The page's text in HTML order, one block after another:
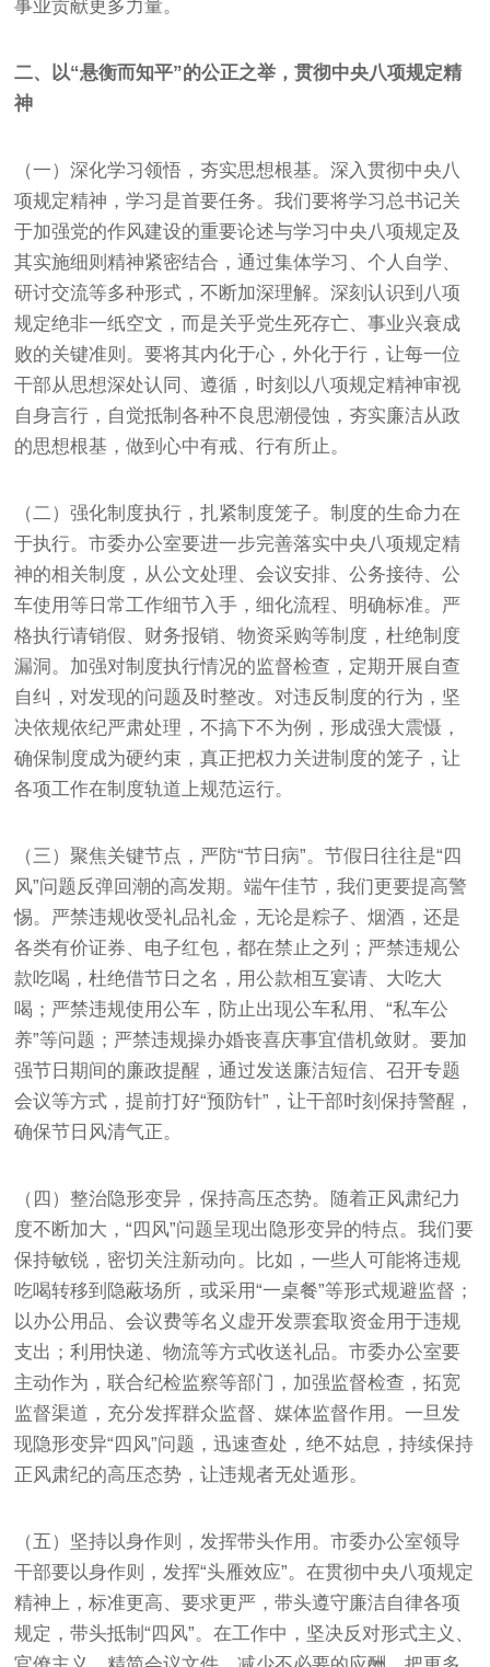
事业贡献更多力量。
二、以“悬衡而知平”的公正之举，贯彻中央八项规定精
神
（一）深化学习领悟，夯实思想根基。深入贯彻中央八
项规定精神，学习是首要任务。我们要将学习总书记关
于加强党的作风建设的重要论述与学习中央八项规定及
其实施细则精神紧密结合，通过集体学习、个人自学、
研讨交流等多种形式，不断加深理解。深刻认识到八项
规定绝非一纸空文，而是关乎党生死存亡、事业兴衰成
败的关键准则。要将其内化于心，外化于行，让每一位
干部从思想深处认同、遵循，时刻以八项规定精神审视
自身言行，自觉抵制各种不良思潮侵蚀，夯实廉洁从政
的思想根基，做到心中有戒、行有所止。
（二）强化制度执行，扎紧制度笼子。制度的生命力在
于执行。市委办公室要进一步完善落实中央八项规定精
神的相关制度，从公文处理、会议安排、公务接待、公
车使用等日常工作细节入手，细化流程、明确标准。严
格执行请销假、财务报销、物资采购等制度，杜绝制度
漏洞。加强对制度执行情况的监督检查，定期开展自查
自纠，对发现的问题及时整改。对违反制度的行为，坚
决依规依纪严肃处理，不搞下不为例，形成强大震慑，
确保制度成为硬约束，真正把权力关进制度的笼子，让
各项工作在制度轨道上规范运行。
（三）聚焦关键节点，严防“节日病”。节假日往往是“四
风”问题反弹回潮的高发期。端午佳节，我们更要提高警
惕。严禁违规收受礼品礼金，无论是粽子、烟酒，还是
各类有价证券、电子红包，都在禁止之列；严禁违规公
款吃喝，杜绝借节日之名，用公款相互宴请、大吃大
喝；严禁违规使用公车，防止出现公车私用、“私车公
养”等问题；严禁违规操办婚丧喜庆事宜借机敛财。要加
强节日期间的廉政提醒，通过发送廉洁短信、召开专题
会议等方式，提前打好“预防针”，让干部时刻保持警醒，
确保节日风清气正。
（四）整治隐形变异，保持高压态势。随着正风肃纪力
度不断加大，“四风”问题呈现出隐形变异的特点。我们要
保持敏锐，密切关注新动向。比如，一些人可能将违规
吃喝转移到隐蔽场所，或采用“一桌餐”等形式规避监督；
以办公用品、会议费等名义虚开发票套取资金用于违规
支出；利用快递、物流等方式收送礼品。市委办公室要
主动作为，联合纪检监察等部门，加强监督检查，拓宽
监督渠道，充分发挥群众监督、媒体监督作用。一旦发
现隐形变异“四风”问题，迅速查处，绝不姑息，持续保持
正风肃纪的高压态势，让违规者无处遁形。
（五）坚持以身作则，发挥带头作用。市委办公室领导
干部要以身作则，发挥“头雁效应”。在贯彻中央八项规定
精神上，标准更高、要求更严，带头遵守廉洁自律各项
规定，带头抵制“四风”。在工作中，坚决反对形式主义、